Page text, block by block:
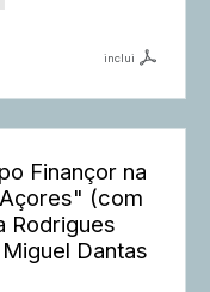
inclui
Finançor na
(com
Rodrigues
Dantas